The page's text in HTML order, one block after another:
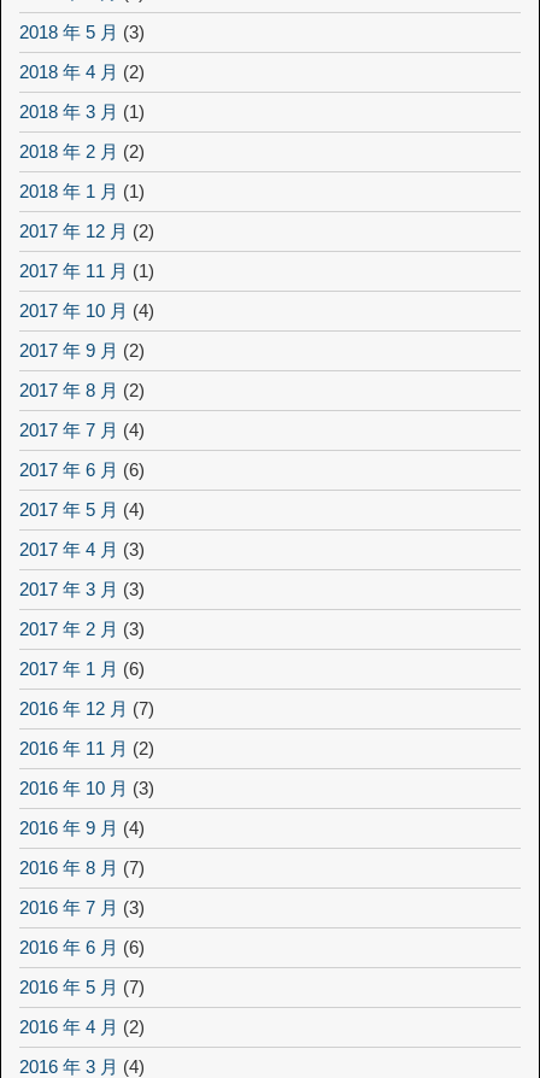
2018 年 5 月 (3)
2018 年 4 月 (2)
2018 年 3 月 (1)
2018 年 2 月 (2)
2018 年 1 月 (1)
2017 年 12 月 (2)
2017 年 11 月 (1)
2017 年 10 月 (4)
2017 年 9 月 (2)
2017 年 8 月 (2)
2017 年 7 月 (4)
2017 年 6 月 (6)
2017 年 5 月 (4)
2017 年 4 月 (3)
2017 年 3 月 (3)
2017 年 2 月 (3)
2017 年 1 月 (6)
2016 年 12 月 (7)
2016 年 11 月 (2)
2016 年 10 月 (3)
2016 年 9 月 (4)
2016 年 8 月 (7)
2016 年 7 月 (3)
2016 年 6 月 (6)
2016 年 5 月 (7)
2016 年 4 月 (2)
2016 年 3 月 (4)